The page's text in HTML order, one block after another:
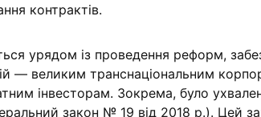
контрактів.
урядом із проведення реформ,
— великим транснаціональним
інвесторам. Зокрема, було
закон № 19 від 2018 р.). Цей